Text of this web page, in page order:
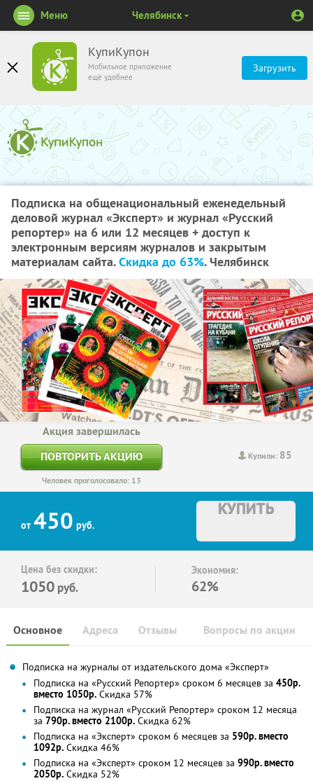
КупиКупон
Мобильное приложение
ещё удобнее
Загрузить
Меню Челябинск
Подписка на общенациональный еженедельный
деловой журнал «Эксперт» и журнал «Русский
репортер» на 6 или 12 месяцев + доступ к
электронным версиям журналов и закрытым
материалам сайта.Скидка до 63%. Челябинск
Купили: 85
Акция завершилась
ПОВТОРИТЬ АКЦИЮ
Человек проголосовало: 13
от 450 руб.
КУПИТЬ
Цена без скидки:
1050 руб.
Экономия:
62%
Основное Отзывы Вопросы по акции
Адреса
Подписка на журналы от издательского дома «Эксперт»
Подписка на «Русский Репортер» сроком 6 месяцев за 450р.
вместо 1050р. Скидка 57%
Подписка на журнал «Русский Репортер» сроком 12 месяца
за 790р. вместо 2100р. Скидка 62%
Подписка на «Эксперт» сроком 6 месяцев за 590р. вместо
1092р. Скидка 46%
Подписка на «Эксперт» сроком 12 месяцев за 990р. вместо
2050р. Скидка 52%